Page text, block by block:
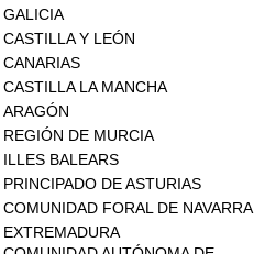
GALICIA
CASTILLA Y LEÓN
CANARIAS
CASTILLA LA MANCHA
ARAGÓN
REGIÓN DE MURCIA
ILLES BALEARS
PRINCIPADO DE ASTURIAS
COMUNIDAD FORAL DE NAVARRA
EXTREMADURA